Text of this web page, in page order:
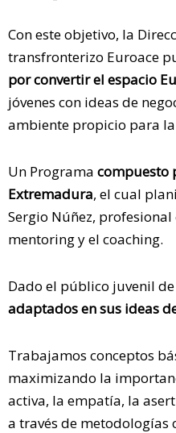
Con este objetivo, la
transfronterizo Euroace
por convertir el espacio
jóvenes con ideas de
ambiente propicio para
Un Programa compuesto
Extremadura, el cual
Sergio Núñez,
mentoring y el coaching.
Dado el público juvenil
adaptados en sus ideas
Trabajamos conceptos
maximizando la
activa, la empatía, la
a través de metodologías